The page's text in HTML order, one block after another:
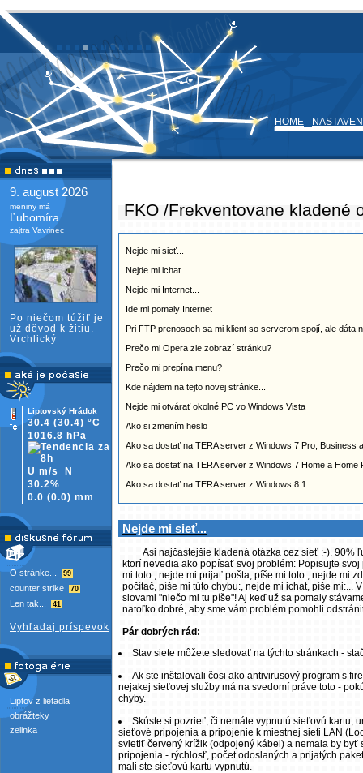
HOME
9. august 2026
meniny má
Ľubomíra
zajtra Vavrinec
Po niečom túžiť je
už dôvod k žitiu.
Vrchlický
Liptovský Hrádok
30.4 (30.4) °C
1016.8 hPa
U m/s
N
30.2%
0.0 (0.0) mm
O stránke... 99
counter strike 70
Len tak... 41
Vyhľadaj príspevok
Liptov z lietadla
obrážteky
zelinka
FKO /Frekventovane kladené
Nejde mi sieť...
Nejde mi ichat...
Nejde mi Internet...
Ide mi pomaly Internet
Pri FTP prenosoch sa mi klient so serverom spojí, ale dáta
Prečo mi Opera zle zobrazí stránku?
Prečo mi prepína menu?
Kde nájdem na tejto novej stránke...
Nejde mi otvárať okolné PC vo Windows Vista
Ako si zmením heslo
Ako sa dostať na TERA server z Windows 7 Pro, Business
Ako sa dostať na TERA server z Windows 7 Home a Home
Ako sa dostať na TERA server z Windows 8.1
Nejde mi sieť...
Asi najčastejšie kladená otázka cez sieť :-). 90%
ktorí nevedia ako popísať svoj problém: Popisujte
mi toto:, nejde mi prijať pošta, píše mi toto:, nejde mi
počítač, píše mi túto chybu:, nejde mi ichat, píše
slovami "niečo mi tu píše"! Aj keď už sa pomaly
natoľko dobré, aby sme vám problém pomohli
Pár dobrých rád:
Stav siete môžete sledovať na týchto stránkach -
Ak ste inštalovali čosi ako antivirusový program s
nejakej sieťovej služby má na svedomí práve toto -
chyby.
Skúste si pozrieť, či nemáte vypnutú sieťovú kartu,
sieťové pripojenia a pripojenie k miestnej sieti LAN
svietiť červený krížik (odpojený kábel) a nemala by
pripojenia - rýchlosť, počet odoslaných a prijatých
mali ste sieťovú kartu vypnutú.